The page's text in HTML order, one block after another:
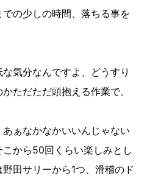
の少しの時間、落ちる事を
気分なんですよ、どうすり
ただただ頭抱える作業で。
ぁなかなかいいんじゃない
から50回くらい楽しみとし
田サリーから1つ、滑稽のド